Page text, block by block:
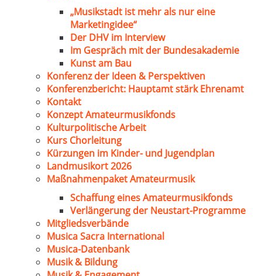
„Musikstadt ist mehr als nur eine
Marketingidee“
Der DHV im Interview
Im Gespräch mit der Bundesakademie
Kunst am Bau
Konferenz der Ideen & Perspektiven
Konferenzbericht: Hauptamt stärk Ehrenamt
Kontakt
Konzept Amateurmusikfonds
Kulturpolitische Arbeit
Kurs Chorleitung
Kürzungen im Kinder- und Jugendplan
Landmusikort 2026
Maßnahmenpaket Amateurmusik
Schaffung eines Amateurmusikfonds
Verlängerung der Neustart-Programme
Mitgliedsverbände
Musica Sacra International
Musica-Datenbank
Musik & Bildung